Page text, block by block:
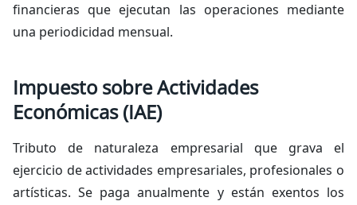
financieras que ejecutan las operaciones mediante
una periodicidad mensual.
Impuesto sobre Actividades
Económicas (IAE)
Tributo de naturaleza empresarial que grava el
ejercicio de actividades empresariales, profesionales o
artísticas. Se paga anualmente y están exentos los